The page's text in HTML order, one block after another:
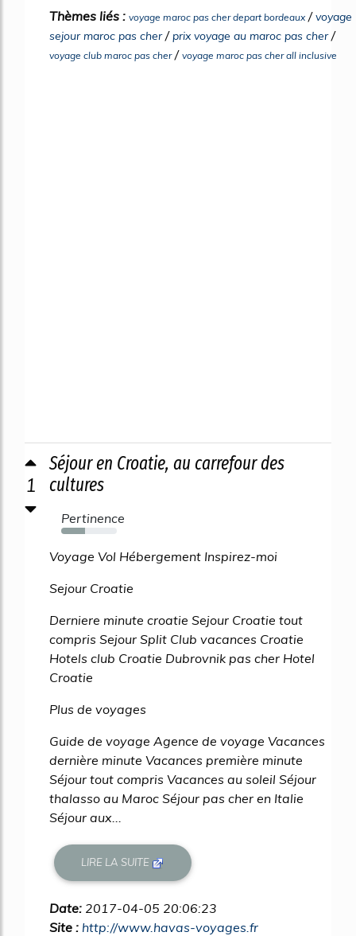
Thèmes liés : voyage maroc pas cher depart bordeaux /voyage
sejour maroc pas cher/prix voyage au maroc pas cher/
voyage club maroc pas cher/ voyage maroc pas cher all inclusive
1
Séjour en Croatie, au carrefour des
cultures
Pertinence
43%
Voyage Vol Hébergement Inspirez-moi
Sejour Croatie
Derniere minute croatie Sejour Croatie tout
compris Sejour Split Club vacances Croatie
Hotels club Croatie Dubrovnik pas cher Hotel
Croatie
Plus de voyages
Guide de voyage Agence de voyage Vacances
dernière minute Vacances première minute
Séjour tout compris Vacances au soleil Séjour
thalasso au Maroc Séjour pas cher en Italie
Séjour aux...
LIRE LA SUITE
Date: 2017-04-05 20:06:23
Site : http://www.havas-voyages.fr